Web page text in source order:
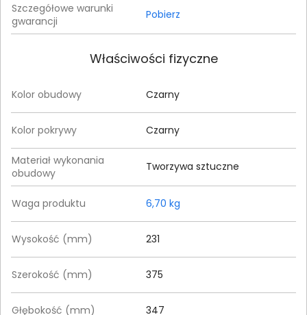
Szczegółowe warunki
gwarancji
Pobierz
Właściwości fizyczne
Kolor obudowy Czarny
Kolor pokrywy Czarny
Materiał wykonania
obudowy
Tworzywa sztuczne
Waga produktu 6,70 kg
Wysokość (mm) 231
Szerokość (mm) 375‎
Głębokość (mm) 347